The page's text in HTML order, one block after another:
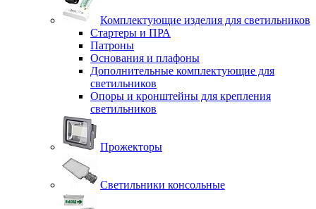
Комплектующие изделия для светильников
Стартеры и ПРА
Патроны
Основания и плафоны
Дополнительные комплектующие для
светильников
Опоры и кронштейны для крепления
светильников
Прожекторы
Светильники консольные